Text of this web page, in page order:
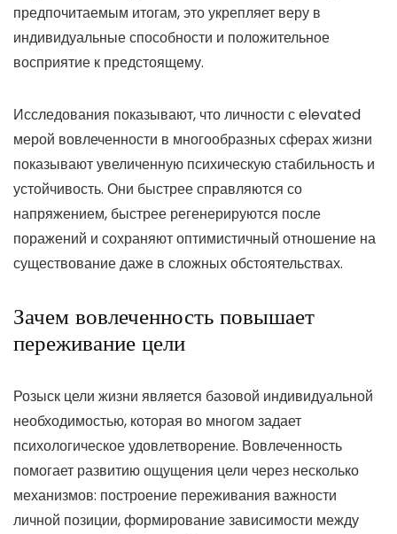
предпочитаемым итогам, это укрепляет веру в
индивидуальные способности и положительное
восприятие к предстоящему.
Исследования показывают, что личности с elevated
мерой вовлеченности в многообразных сферах жизни
показывают увеличенную психическую стабильность и
устойчивость. Они быстрее справляются со
напряжением, быстрее регенерируются после
поражений и сохраняют оптимистичный отношение на
существование даже в сложных обстоятельствах.
Зачем вовлеченность повышает
переживание цели
Розыск цели жизни является базовой индивидуальной
необходимостью, которая во многом задает
психологическое удовлетворение. Вовлеченность
помогает развитию ощущения цели через несколько
механизмов: построение переживания важности
личной позиции, формирование зависимости между